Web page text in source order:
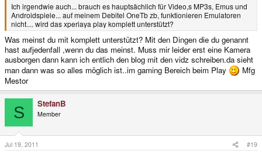
Ich irgendwie auch... brauch es hauptsächlich für Video,s MP3s, Emus und
Androidspiele... auf meinem Debitel OneTb zb, funktionieren Emulatoren
nicht.... wird das xperiaya play komplett unterstützt?
Was meinst du mit komplett unterstützt? Mit den Dingen die du genannt
hast aufjedenfall ,wenn du das meinst. Muss mir leider erst eine Kamera
ausborgen dann kann ich entlich den blog mit den vidz schreiben.da sieht
man dann was so alles möglich ist..im gaming Bereich beim Play
Mfg
Mestor
S StefanB
Member
Jul 19, 2011 #19